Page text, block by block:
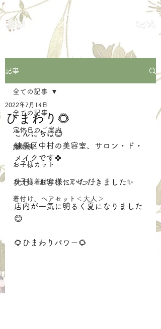
サロン・ド・メイク
練馬区中村の美容室
記事
全ての記事
定休日のご案内
施術例
お子様カット
お子様着付け、ヘアセット
着付け、ヘアセット＜大人＞
全ての記事
ひまわり🌻
2022年7月14日
こんにちは😊
練馬区中村の美容室、サロン・ド・
メイクです🍀
先日、お客様にいただきました✨
店内が一気に明るく夏になりました
😊
🌻ひまわりパワー🌻